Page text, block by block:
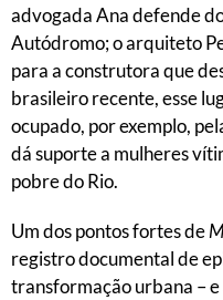
advogada Ana defende
Autódromo; o arquiteto
para a construtora que
brasileiro recente, esse
ocupado, por exemplo,
dá suporte a mulheres
pobre do Rio.
Um dos pontos fortes de
registro documental de
transformação urbana –